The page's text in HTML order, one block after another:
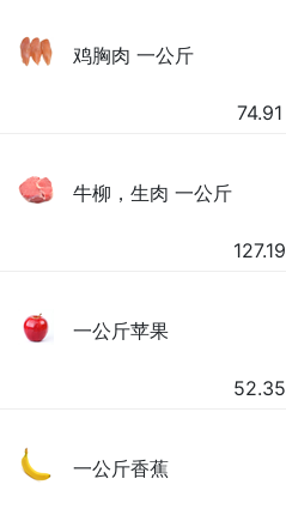
鸡胸肉 一公斤
74.91
牛柳，生肉 一公斤
127.19
一公斤苹果
52.35
一公斤香蕉